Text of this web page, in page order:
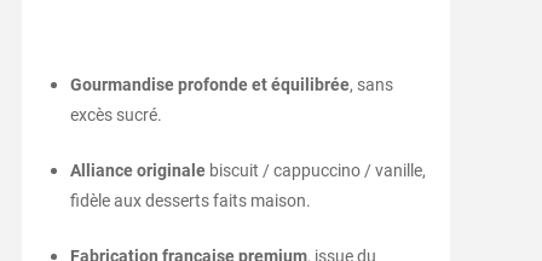
Gourmandise profonde et équilibrée, sans
excès sucré.
Alliance originalebiscuit / cappuccino / vanille,
fidèle aux desserts faits maison.
Fabrication française premium, issue du